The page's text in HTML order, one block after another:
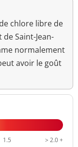
chlore libre de
Saint-Jean-
normalement
avoir le goût
1.5 > 2.0 +